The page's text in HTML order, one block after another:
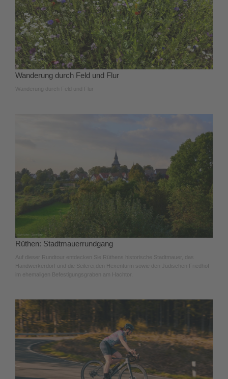
Wanderung durch Feld und Flur
Wanderung durch Feld und Flur
Rüthen: Stadtmauerrundgang
Auf dieser Rundtour entdecken Sie Rüthens historische Stadtmauer, das
Handwerkerdorf und die Seilerei,den Hexenturm sowie den Jüdischen Friedhof
im ehemaligen Befestigungsgraben am Hachtor.